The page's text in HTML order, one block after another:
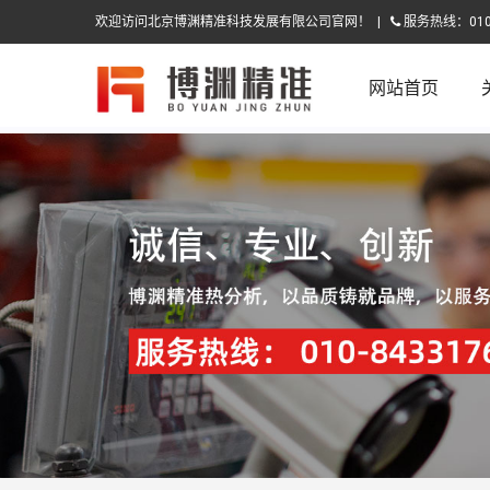
欢迎访问北京博渊精准科技发展有限公司官网！ | 服务热线：
网站首页